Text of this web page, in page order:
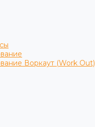
Воркаут (Work Out)